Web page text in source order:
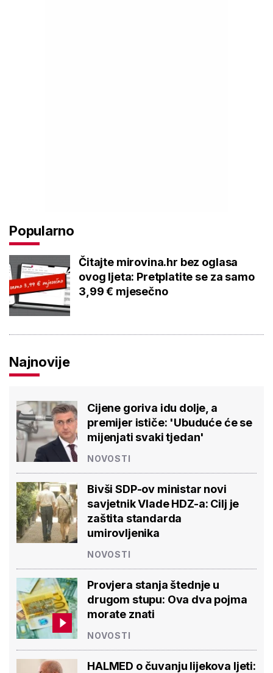
Popularno
Čitajte mirovina.hr bez oglasa
ovog ljeta: Pretplatite se za samo
3,99 € mjesečno
Najnovije
Cijene goriva idu dolje, a
premijer ističe: 'Ubuduće će se
mijenjati svaki tjedan'
NOVOSTI
Bivši SDP-ov ministar novi
savjetnik Vlade HDZ-a: Cilj je
zaštita standarda
umirovljenika
NOVOSTI
Provjera stanja štednje u
drugom stupu: Ova dva pojma
morate znati
NOVOSTI
HALMED o čuvanju lijekova ljeti: